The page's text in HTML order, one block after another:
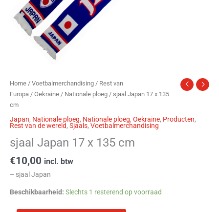
Home / Voetbalmerchandising / Rest van
Europa / Oekraine / Nationale ploeg / sjaal Japan 17 x 135
cm
Japan, Nationale ploeg, Nationale ploeg, Oekraine, Producten,
Rest van de wereld, Sjaals, Voetbalmerchandising
sjaal Japan 17 x 135 cm
€10,00 incl. btw
– sjaal Japan
Beschikbaarheid: Slechts 1 resterend op voorraad